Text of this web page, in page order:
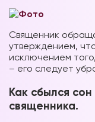
Священник
утверждением,
исключением
– его следует
Как сбылся
священника.